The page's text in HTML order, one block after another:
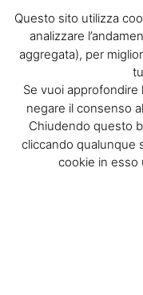
09
AGO
AGOSTO AI
03
AGO
06
SET
RANGOLA IL
COLLEZIONE
PUCCINI
Questo sito utilizza
analizzare
aggregata), per
Se vuoi approfondire
negare il consenso
Chiudendo questo
cliccando qualunque
cookie in esso